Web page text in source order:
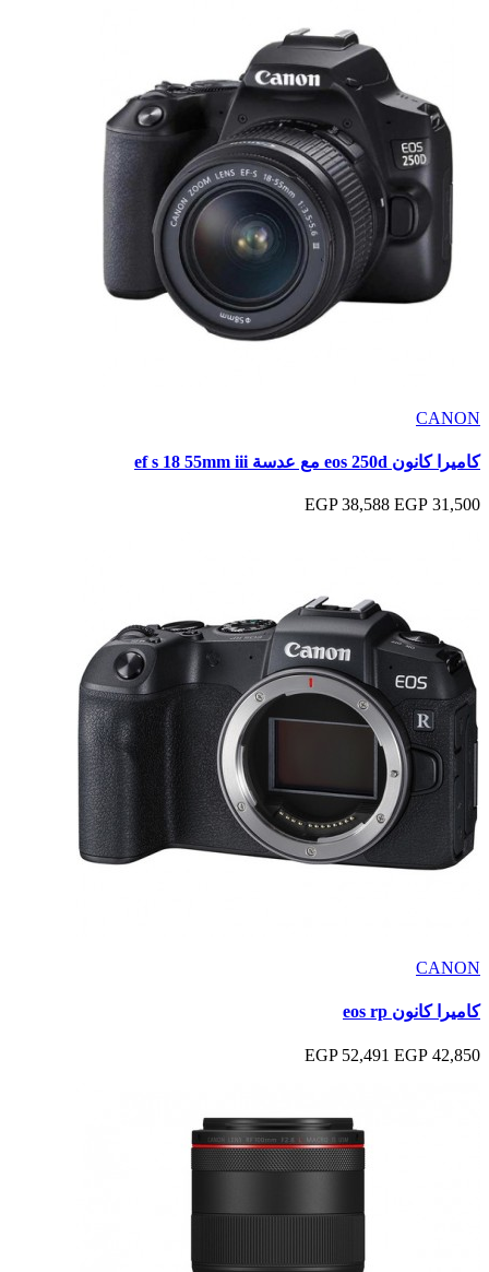
CANON
كاميرا كانون eos 250d مع عدسة ef s 18 55mm iii
31,500 EGP
38,588 EGP
CANON
كاميرا كانون eos rp
42,850 EGP
52,491 EGP